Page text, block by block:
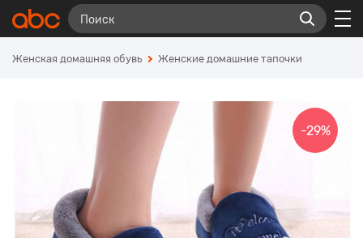
Женская домашняя обувь Женские домашние тапочки
-29%